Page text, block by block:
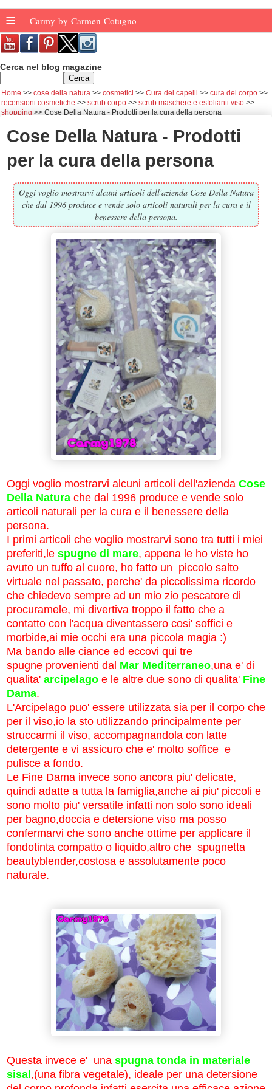
≡ Carmy by Carmen Cotugno
Cerca nel blog magazine
Home cose della natura cosmetici Cura dei capelli
cura del corpo
recensioni cosmetiche
scrub corpo
scrub maschere e esfolianti viso
shopping
Cose Della Natura - Prodotti per la cura della persona
Cose Della Natura - Prodotti
per la cura della persona
Oggi voglio mostrarvi alcuni articoli dell'azienda Cose Della Natura
che dal 1996 produce e vende solo articoli naturali per la cura e il
benessere della persona.
Oggi voglio mostrarvi alcuni articoli dell'azienda Cose
Della Natura che dal 1996 produce e vende solo
articoli naturali per la cura e il benessere della
persona.
I primi articoli che voglio mostrarvi sono tra tutti i miei
preferiti,le spugne di mare, appena le ho viste ho
avuto un tuffo al cuore, ho fatto un piccolo salto
virtuale nel passato, perche' da piccolissima ricordo
che chiedevo sempre ad un mio zio pescatore di
procuramele, mi divertiva troppo il fatto che a
contatto con l'acqua diventassero cosi' soffici e
morbide,ai mie occhi era una piccola magia :)
Ma bando alle ciance ed eccovi qui tre
spugne provenienti dal Mar Mediterraneo,una e' di
qualita' arcipelago e le altre due sono di qualita' Fine
Dama.
L'Arcipelago puo' essere utilizzata sia per il corpo che
per il viso,io la sto utilizzando principalmente per
struccarmi il viso, accompagnandola con latte
detergente e vi assicuro che e' molto soffice e
pulisce a fondo.
Le Fine Dama invece sono ancora piu' delicate,
quindi adatte a tutta la famiglia,anche ai piu' piccoli e
sono molto piu' versatile infatti non solo sono ideali
per bagno,doccia e detersione viso ma posso
confermarvi che sono anche ottime per applicare il
fondotinta compatto o liquido,altro che spugnetta
beautyblender,costosa e assolutamente poco
naturale.
Questa invece e' una spugna tonda in materiale
sisal,(una fibra vegetale), ideale per una detersione